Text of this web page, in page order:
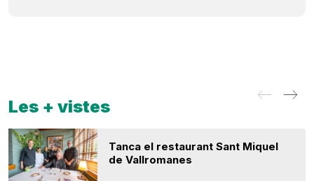
Les + vistes
Tanca el restaurant Sant Miquel
de Vallromanes